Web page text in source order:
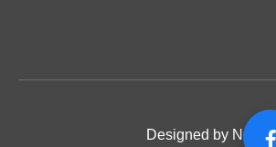
Designed by NOS